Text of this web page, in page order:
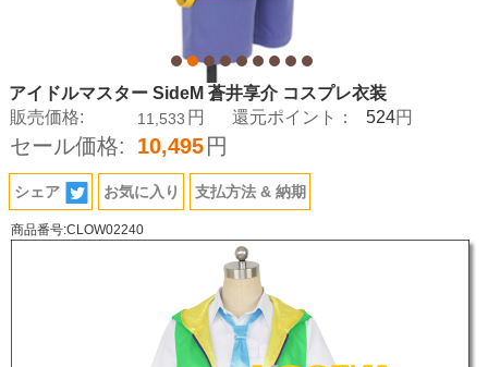
アイドルマスター SideM 蒼井享介 コスプレ衣装
販売価格:
11,533 円 還元ポイント： 524円
セール価格: 10,495 円
シェア お気に入り 支払方法 & 納期
商品番号:CLOW02240